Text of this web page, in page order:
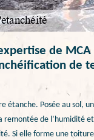
de
de
étanche. Posée au sol,
remontée de l’humidité
Si elle forme une